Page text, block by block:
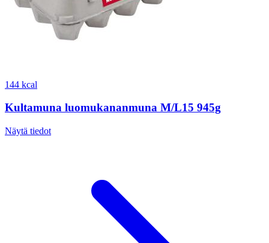
144 kcal
Kultamuna luomukananmuna M/L15 945g
Näytä tiedot